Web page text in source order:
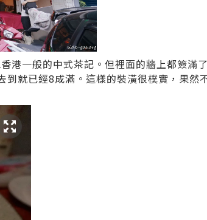
港一般的中式茶記。但裡面的牆上都簽滿
就已經8成滿。這樣的裝潢很樸實，果然